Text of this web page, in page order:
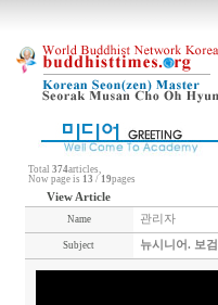
Total 374articles,
Now page is 13 / 19pages
View Article
Name 관리자
Subject 뉴시니어. 보